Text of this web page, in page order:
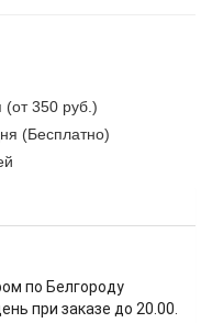
(от 350 руб.)
(Бесплатно)
по Белгороду
при заказе до 20.00.